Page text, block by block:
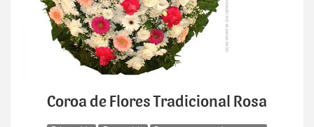
Coroa de Flores Tradicional Rosa